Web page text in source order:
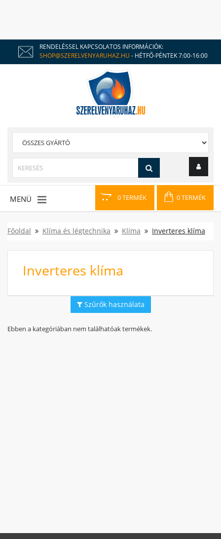
RENDELÉSSEL KAPCSOLATOS INFORMÁCIÓK:
SHOP@SZERELVENYARUHAZ.HU - HÉTFŐ-PÉNTEK 7:00-16:00
0 TERMÉK 0 TERMÉK
MENÜ
Főoldal Klíma és légtechnika Klíma Inverteres klíma
Inverteres klíma
Szűrők használata
Ebben a kategóriában nem találhatóak termékek.